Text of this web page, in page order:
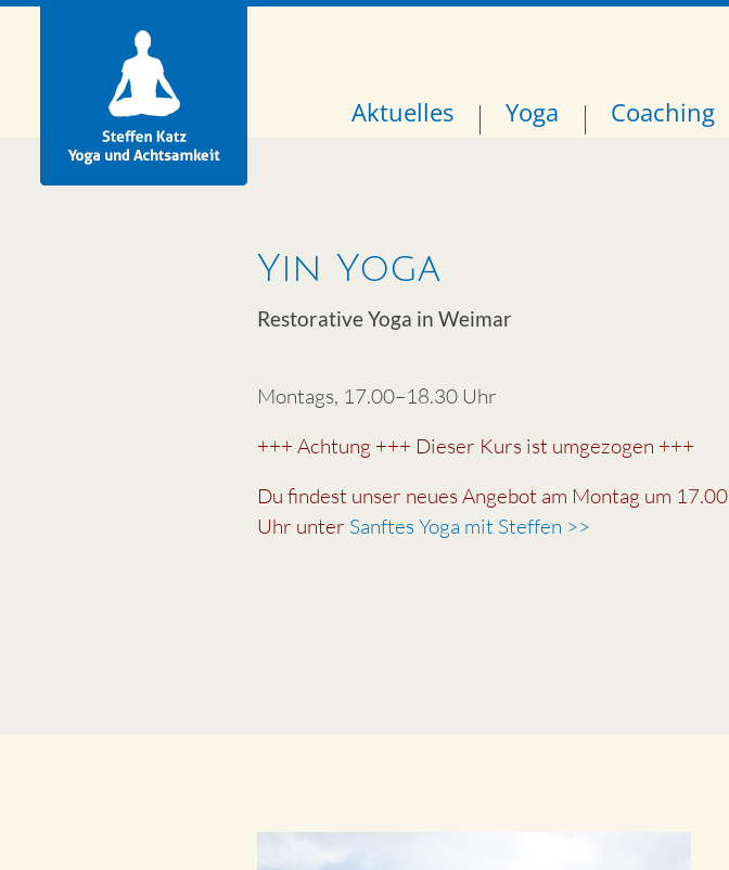
Aktuelles Yoga Coaching
Yin Yoga
Restorative Yoga in Weimar
Montags, 17.00–18.30 Uhr
+++ Achtung +++ Dieser Kurs ist umgezogen +++
Du findest unser neues Angebot am Montag um 17.00
Uhr unter Sanftes Yoga mit Steffen >>